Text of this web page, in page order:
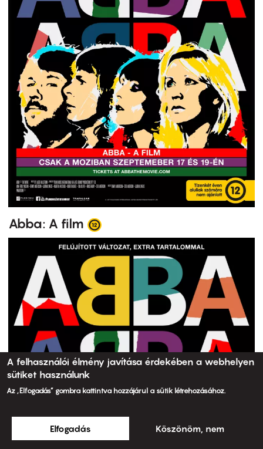
Abba: A film
A felhasználói élmény javítása érdekében a webhelyen
sütiket használunk
Az „Elfogadás” gombra kattintva hozzájárul a sütik létrehozásához.
Elfogadás Köszönöm, nem